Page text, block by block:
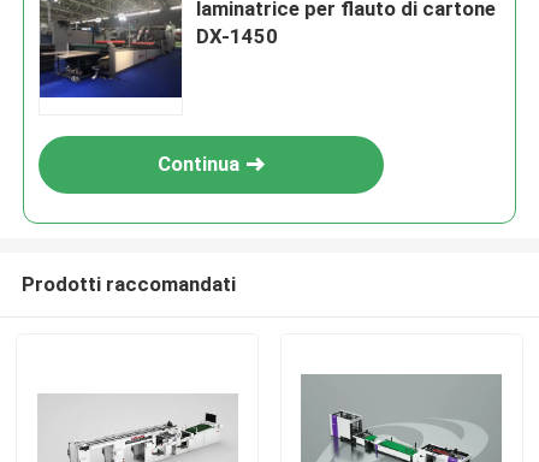
laminatrice per flauto di cartone
DX-1450
Continua
Prodotti raccomandati